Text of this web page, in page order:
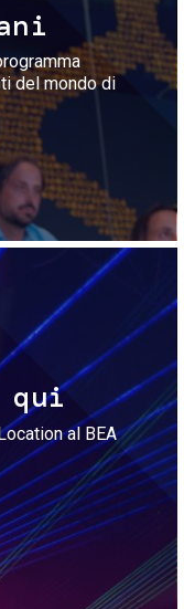
del mondo di
qui
al BEA